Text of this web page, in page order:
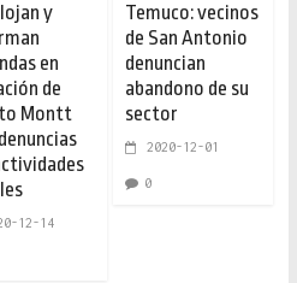
y
en
de
Montt
12-14
Temuco: vecinos
de San Antonio
denuncian
abandono de su
sector
2020-12-01
0